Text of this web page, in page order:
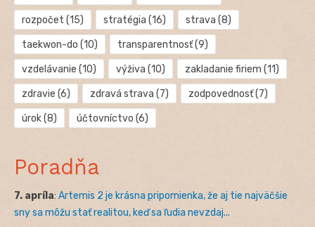
rozpočet (15) stratégia (16) strava (8)
taekwon-do (10) transparentnosť(9)
vzdelávanie (10) výživa (10) zakladanie firiem (11)
zdravie (6) zdravá strava (7) zodpovednosť(7)
úrok(8) účtovníctvo (6)
Poradňa
7. apríla: Artemis 2 je krásna pripomienka, že aj tie najväčšie
sny sa môžu stať realitou, keď sa ľudia nevzdaj...